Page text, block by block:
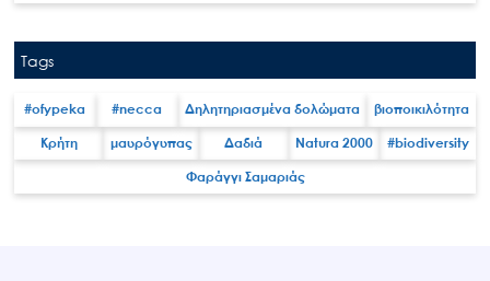
Tags
#ofypeka #necca Δηλητηριασμένα δολώματα βιοποικιλότητα
Κρήτη μαυρόγυπας Δαδιά Natura 2000 #biodiversity
Φαράγγι Σαμαριάς